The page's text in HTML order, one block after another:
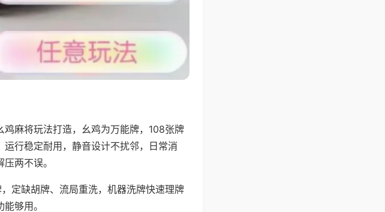
鸡麻将玩法打造，幺鸡为万能牌，108张牌
行稳定耐用，静音设计不扰邻，日常消
两不误。
定缺胡牌、流局重洗，机器洗牌快速理牌
够用。